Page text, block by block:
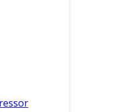
às
usinado é